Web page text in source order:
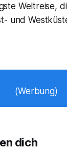
Weltreise,
und
(Werbung)
dich